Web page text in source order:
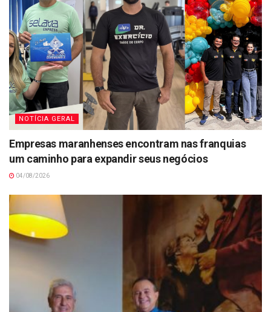
NOTÍCIA GERAL
Empresas maranhenses encontram nas franquias
um caminho para expandir seus negócios
04/08/2026